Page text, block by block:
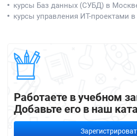
курсы Баз данных (СУБД) в
курсы управления ИТ-проектами
Работаете в учебном
Добавьте его в наш